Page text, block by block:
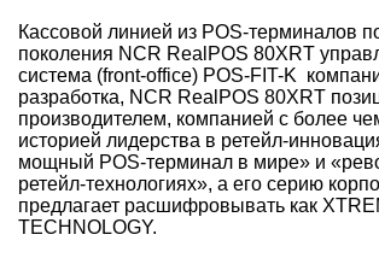
Кассовой линией из POS-терминалов
поколения NCR RealPOS 80XRT
система (front-office) POS-FIT-K
разработка, NCR RealPOS 80XRT
производителем, компанией с более
историей лидерства в ретейл-
мощный POS-терминал в мире» и
ретейл-технологиях», а его серию
предлагает расшифровывать как
TECHNOLOGY.